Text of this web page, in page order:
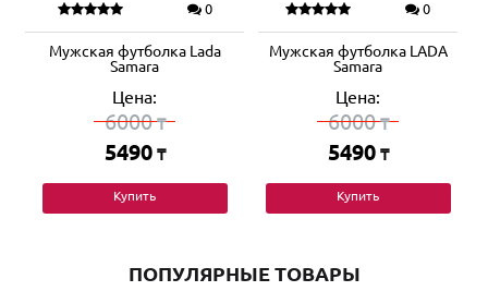
0
Мужская футболка Lada
Samara
Цена:
6000₸
5490 ₸
Купить
0
Мужская футболка LADA
Samara
Цена:
6000₸
5490 ₸
Купить
ПОПУЛЯРНЫЕ ТОВАРЫ